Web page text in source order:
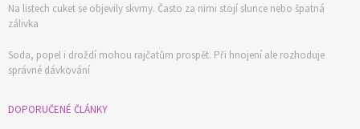
Na listech cuket se objevily skvrny. Často za nimi stojí slunce nebo špatná
zálivka
Soda, popel i droždí mohou rajčatům prospět. Při hnojení ale rozhoduje
správné dávkování
DOPORUČENÉ ČLÁNKY